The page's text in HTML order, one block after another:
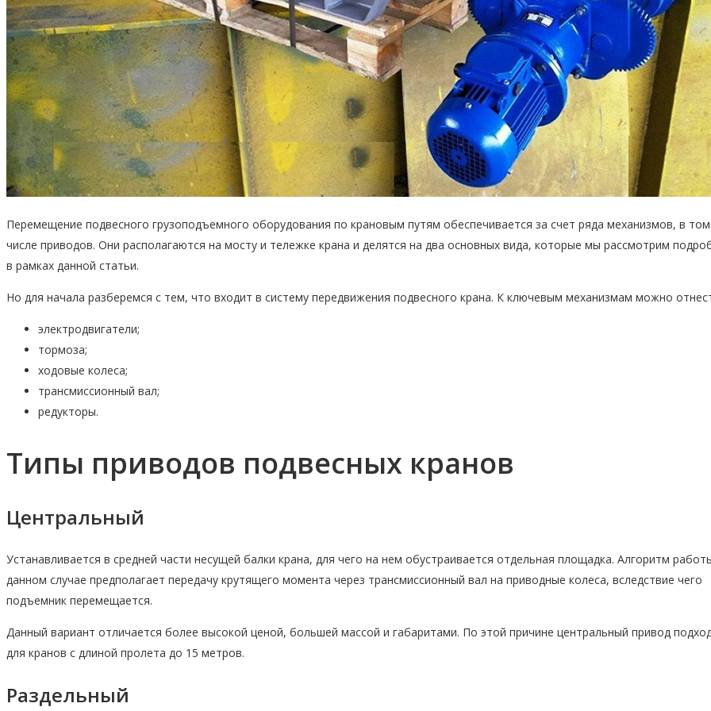
Перемещение подвесного грузоподъемного оборудования по крановым путям обеспечивается за счет ряда механизмов, в том
числе приводов. Они располагаются на мосту и тележке крана и делятся на два основных вида, которые мы рассмотрим
в рамках данной статьи.
Но для начала разберемся с тем, что входит в систему передвижения подвесного крана. К ключевым механизмам можно
электродвигатели;
тормоза;
ходовые колеса;
трансмиссионный вал;
редукторы.
Типы приводов подвесных кранов
Центральный
Устанавливается в средней части несущей балки крана, для чего на нем обустраивается отдельная площадка. Алгоритм
данном случае предполагает передачу крутящего момента через трансмиссионный вал на приводные колеса, вследствие чего
подъемник перемещается.
Данный вариант отличается более высокой ценой, большей массой и габаритами. По этой причине центральный привод
для кранов с длиной пролета до 15 метров.
Раздельный